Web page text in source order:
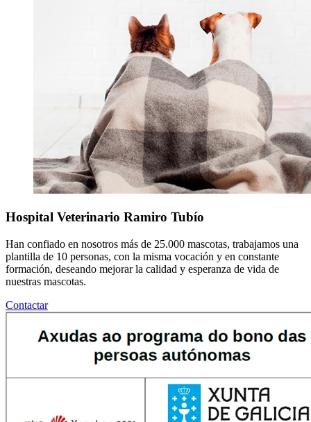
Hospital Veterinario Ramiro Tubío
Han confiado en nosotros más de 25.000 mascotas, trabajamos una
plantilla de 10 personas, con la misma vocación y en constante
formación, deseando mejorar la calidad y esperanza de vida de
nuestras mascotas.
Contactar